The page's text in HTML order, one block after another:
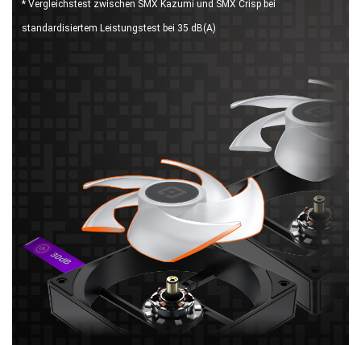
* Vergleichstest zwischen SMX Kazumi und SMX Crisp bei
standardisiertem Leistungstest bei 35 dB(A)